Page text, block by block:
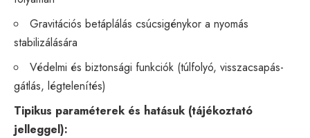
Gravitációs betáplálás csúcsigénykor a nyomás
stabilizálására
Védelmi és biztonsági funkciók (túlfolyó, visszacsapás-
gátlás, légtelenítés)
Tipikus paraméterek és hatásuk (tájékoztató
jelleggel):